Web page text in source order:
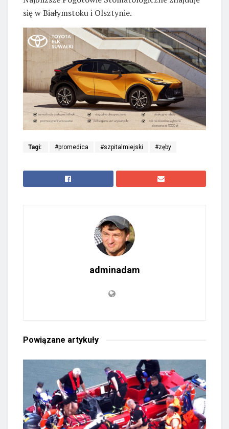
się w Białymstoku i Olsztynie.
Tagi: #promedica #szpitalmiejski #zęby
adminadam
Powiązane artykuły